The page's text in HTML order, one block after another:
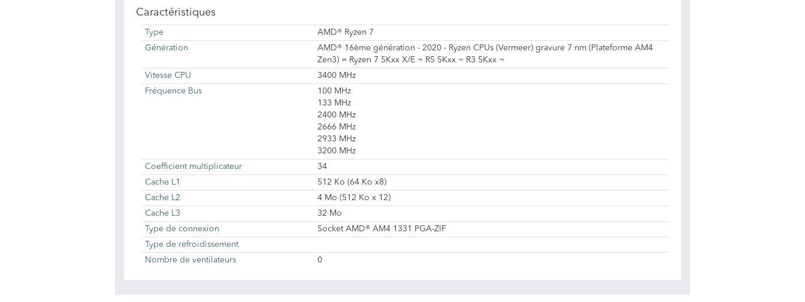
Caractéristiques
Type
AMD® Ryzen 7
Génération
AMD® 16ème génération - 2020 - Ryzen CPUs (Vermeer) gravure 7 nm (Plateforme AM4
Zen3) = Ryzen 7 5Kxx X/E ~ R5 5Kxx ~ R3 5Kxx ~
Vitesse CPU
3400 MHz
Fréquence Bus
100 MHz
133 MHz
2400 MHz
2666 MHz
2933 MHz
3200 MHz
Coefficient multiplicateur
34
Cache L1
512 Ko (64 Ko x8)
Cache L2
4 Mo (512 Ko x 12)
Cache L3
32 Mo
Type de connexion
Socket AMD® AM4 1331 PGA-ZIF
Type de refroidissement
Nombre de ventilateurs
0